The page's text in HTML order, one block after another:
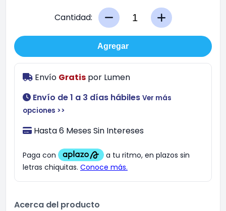
Cantidad:
Agregar
Envío Gratis por Lumen
Envío de 1 a 3 días hábiles Ver más
opciones >>
Hasta 6 Meses Sin Intereses
Acerca del producto